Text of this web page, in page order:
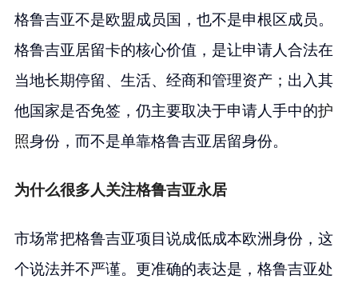
格鲁吉亚不是欧盟成员国，也不是申根区成员。
格鲁吉亚居留卡的核心价值，是让申请人合法在
当地长期停留、生活、经商和管理资产；出入其
他国家是否免签，仍主要取决于申请人手中的护
照身份，而不是单靠格鲁吉亚居留身份。
为什么很多人关注格鲁吉亚永居
市场常把格鲁吉亚项目说成低成本欧洲身份，这
个说法并不严谨。更准确的表达是，格鲁吉亚处